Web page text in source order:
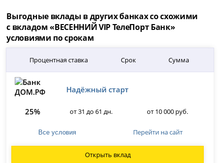
Выгодные вклады в других банках со схожими
с вкладом «ВЕСЕННИЙ VIP ТелеПорт Банк»
условиями по срокам
Процентная ставка Срок Сумма
Надёжный старт
25% от 31 до 61 дн. от 10 000 руб.
Все условия Перейти на сайт
Открыть вклад